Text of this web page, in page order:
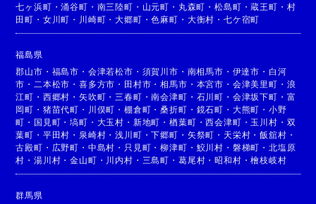
七ヶ浜町 ・涌谷町 ・ 南三陸町 ・ 山元町 ・ 丸森町 ・松島町 ・蔵王町 ・ 村
田町 ・ 女川町 ・ 川崎町 ・大郷町 ・色麻町 ・ 大衡村 ・ 七ケ宿町
福島県
郡山市 ・ 福島市 ・ 会津若松市 ・ 須賀川市 ・ 南相馬市 ・ 伊達市 ・ 白河
市 ・ 二本松市 ・喜多方市 ・ 田村市 ・相馬市 ・ 本宮市 ・ 会津美里町 ・ 浪
江町 ・ 西郷村 ・矢吹町 ・ 三春町 ・南会津町 ・ 石川町 ・ 会津坂下町 ・ 富
岡町 ・ 猪苗代町 ・ 川俣町 ・棚倉町 ・桑折町 ・ 鏡石町 ・ 大熊町 ・ 小野
町 ・ 国見町 ・塙町 ・ 大玉村 ・ 新地町 ・楢葉町 ・西会津町 ・ 玉川村 ・ 双
葉町 ・ 平田村 ・ 泉崎村 ・浅川町 ・下郷町 ・ 矢祭町 ・ 天栄村 ・飯舘村 ・
古殿町 ・ 広野町 ・ 中島村 ・ 只見町 ・柳津町 ・ 鮫川村 ・ 磐梯町 ・ 北塩原
村 ・湯川村 ・金山町 ・ 川内村 ・ 三島町 ・ 葛尾村 ・昭和村 ・檜枝岐村
群馬県